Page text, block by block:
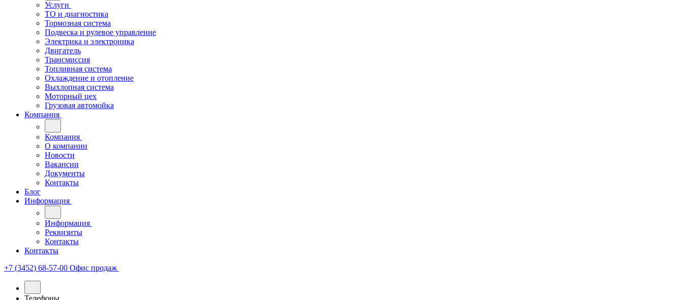
Услуги
ТО и диагностика
Тормозная система
Подвеска и рулевое управление
Электрика и электроника
Двигатель
Трансмиссия
Топливная система
Охлаждение и отопление
Выхлопная система
Моторный цех
Грузовая автомойка
Компания
Компания
О компании
Новости
Вакансии
Документы
Контакты
Блог
Информация
Информация
Реквизиты
Контакты
Контакты
+7 (3452) 68-57-00 Офис продаж
Телефоны